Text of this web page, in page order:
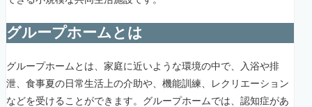
グループホームとは
グループホームとは、家庭に近いような環境の中で、入浴や排
泄、食事夏の日常生活上の介助や、機能訓練、レクリエーション
などを受けることができます。グループホームでは、認知症があ